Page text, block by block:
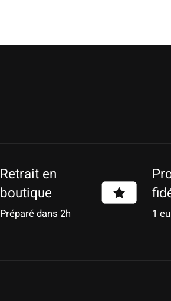
Retrait en
boutique
Préparé dans 2h 1